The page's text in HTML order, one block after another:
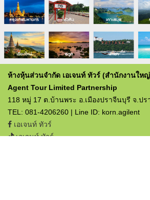
ห้างหุ้นส่วนจำกัด เอเจนท์ ทัวร์ (สำนักงานให
Agent Tour Limited Partnership
118 หมู่ 17 ต.บ้านพระ อ.เมืองปราจีนบุรี จ.ปร
TEL: 081-4206260 | Line ID: korn.agilent
เอเจนท์ ทัวร์
เอเจนท์ ทัวร์